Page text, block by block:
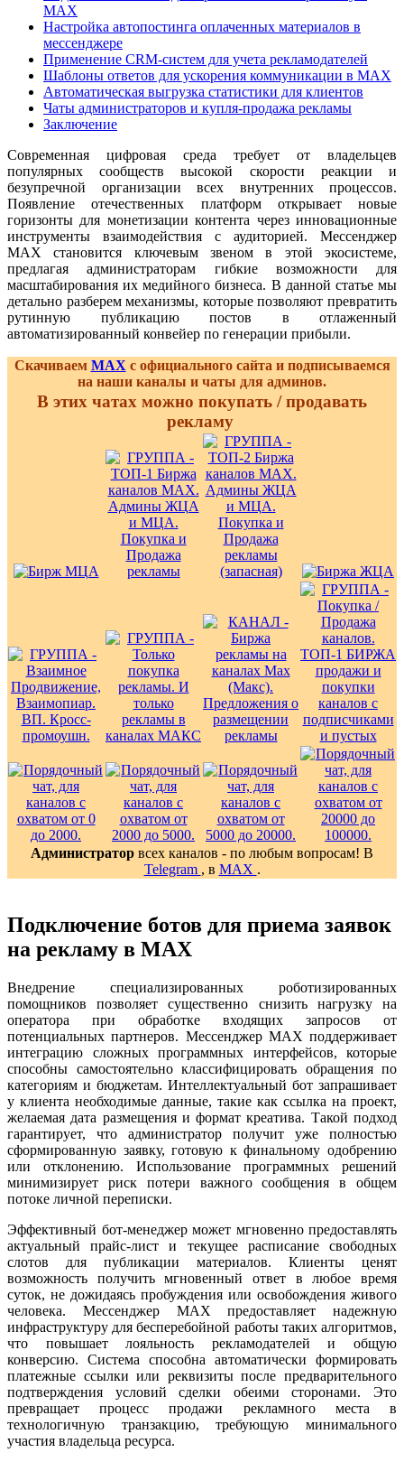
MAX
Настройка автопостинга оплаченных материалов в
мессенджере
Применение CRM-систем для учета рекламодателей
Шаблоны ответов для ускорения коммуникации в MAX
Автоматическая выгрузка статистики для клиентов
Чаты администраторов и купля-продажа рекламы
Заключение
Современная цифровая среда требует от владельцев
популярных сообществ высокой скорости реакции и
безупречной организации всех внутренних процессов.
Появление отечественных платформ открывает новые
горизонты для монетизации контента через инновационные
инструменты взаимодействия с аудиторией. Мессенджер
MAX становится ключевым звеном в этой экосистеме,
предлагая администраторам гибкие возможности для
масштабирования их медийного бизнеса. В данной статье мы
детально разберем механизмы, которые позволяют превратить
рутинную публикацию постов в отлаженный
автоматизированный конвейер по генерации прибыли.
Скачиваем MAX с официального сайта и подписываемся
на наши каналы и чаты для админов.
В этих чатах можно покупать / продавать
рекламу
Администратор всех каналов - по любым вопросам! В
Telegram , в MAX .
Подключение ботов для приема заявок
на рекламу в MAX
Внедрение специализированных роботизированных
помощников позволяет существенно снизить нагрузку на
оператора при обработке входящих запросов от
потенциальных партнеров. Мессенджер MAX поддерживает
интеграцию сложных программных интерфейсов, которые
способны самостоятельно классифицировать обращения по
категориям и бюджетам. Интеллектуальный бот запрашивает
у клиента необходимые данные, такие как ссылка на проект,
желаемая дата размещения и формат креатива. Такой подход
гарантирует, что администратор получит уже полностью
сформированную заявку, готовую к финальному одобрению
или отклонению. Использование программных решений
минимизирует риск потери важного сообщения в общем
потоке личной переписки.
Эффективный бот-менеджер может мгновенно предоставлять
актуальный прайс-лист и текущее расписание свободных
слотов для публикации материалов. Клиенты ценят
возможность получить мгновенный ответ в любое время
суток, не дожидаясь пробуждения или освобождения живого
человека. Мессенджер MAX предоставляет надежную
инфраструктуру для бесперебойной работы таких алгоритмов,
что повышает лояльность рекламодателей и общую
конверсию. Система способна автоматически формировать
платежные ссылки или реквизиты после предварительного
подтверждения условий сделки обеими сторонами. Это
превращает процесс продажи рекламного места в
технологичную транзакцию, требующую минимального
участия владельца ресурса.